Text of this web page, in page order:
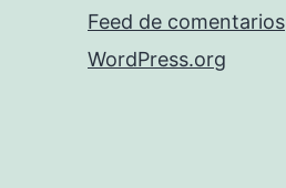
Feed de comentarios
WordPress.org